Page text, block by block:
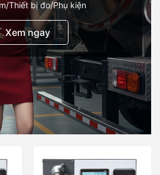
Thiết bị đo/Phụ kiện
Xem ngay